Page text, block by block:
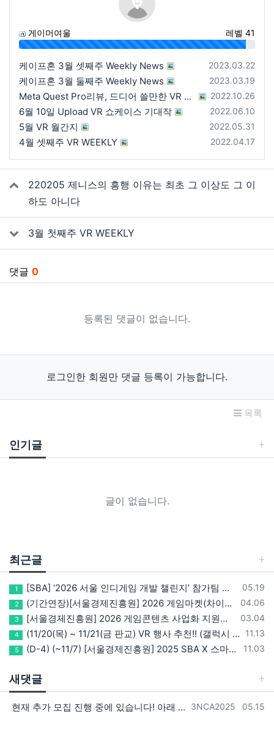
게이머여울 레벨 41
96%
등록일
2023.03.22
케이프혼 3월 셋째주 Weekly News
등록일
2023.03.19
케이프혼 3월 둘째주 Weekly News
등록일
2022.10.26
Meta Quest Pro리뷰, 드디어 쓸만한 VR HMD 가 나왔다!
등록일
2022.06.10
6월 10일 Upload VR 쇼케이스 기대작
등록일
2022.05.31
5월 VR 월간지
등록일
2022.04.17
4월 셋째주 VR WEEKLY
관련자료
220205 제니스의 흥행 이유는 최초 그 이상도 그 이
하도 아니다
3월 첫째주 VR WEEKLY
댓글 0
등록된 댓글이 없습니다.
로그인한 회원만 댓글 등록이 가능합니다.
목록
인기글
글이 없습니다.
최근글
등록일
05.19
1 [SBA] ‘2026 서울 인디게임 개발 챌린지’ 참가팀 모집
등록일
04.06
2 (기간연장)[서울경제진흥원] 2026 게임마켓(차이나조이, BIC, 지스타) 서울관 참가기업 모집!(~5/8 15:00)
등록일
03.04
3 [서울경제진흥원] 2026 게임콘텐츠 사업화 지원사업 참가기업 모집(~3/26까지)
등록일
11.13
4 (11/20(목) ~ 11/21(금 판교) VR 행사 추천!! (갤럭시 XR/ 애플 비전프로 등 기기 체험, 메타퀘스트 경품)
등록일
11.03
5 (D-4) (~11/7) [서울경제진흥원] 2025 SBA X 스마일게이트, ‘게임랩 with STOVE INDIE’ 참가기업 모집
새댓글
등록자
3NCA2025 등록일
05.15
현재 추가 모집 진행 중에 있습니다! 아래 링크로 확인 부탁드리겠습니다~! https://next-verse.com/community/1…